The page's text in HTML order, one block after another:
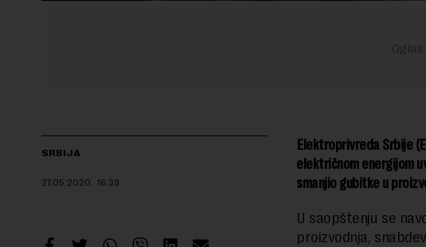
SRBIJA
27.05.2020. 16:39
Elektroprivreda Srbije
električnom energijom
smanjio gubitke u
U saopštenju se
proizvodnja,